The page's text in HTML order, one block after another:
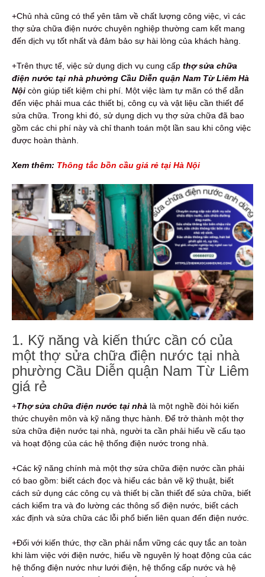
+Chủ nhà cũng có thể yên tâm về chất lượng công việc, vì các
thợ sửa chữa điện nước chuyên nghiệp thường cam kết mang
đến dịch vụ tốt nhất và đảm bảo sự hài lòng của khách hàng.
+Trên thực tế, việc sử dụng dịch vụ cung cấp thợ sửa chữa
điện nước tại nhà phường Cầu Diễn quận Nam Từ Liêm Hà
Nội còn giúp tiết kiệm chi phí. Một việc làm tự mãn có thể dẫn
đến việc phải mua các thiết bị, công cụ và vật liệu cần thiết để
sửa chữa. Trong khi đó, sử dụng dịch vụ thợ sửa chữa đã bao
gồm các chi phí này và chỉ thanh toán một lần sau khi công việc
được hoàn thành.
Xem thêm: Thông tắc bồn cầu giá rẻ tại Hà Nội
1. Kỹ năng và kiến thức cần có của
một thợ sửa chữa điện nước tại nhà
phường Cầu Diễn quận Nam Từ Liêm
giá rẻ
+Thợ sửa chữa điện nước tại nhà là một nghề đòi hỏi kiến
thức chuyên môn và kỹ năng thực hành. Để trở thành một thợ
sửa chữa điện nước tại nhà, người ta cần phải hiểu về cấu tạo
và hoạt động của các hệ thống điện nước trong nhà.
+Các kỹ năng chính mà một thợ sửa chữa điện nước cần phải
có bao gồm: biết cách đọc và hiểu các bản vẽ kỹ thuật, biết
cách sử dụng các công cụ và thiết bị cần thiết để sửa chữa, biết
cách kiểm tra và đo lường các thông số điện nước, biết cách
xác định và sửa chữa các lỗi phổ biến liên quan đến điện nước.
+Đối với kiến thức, thợ cần phải nắm vững các quy tắc an toàn
khi làm việc với điện nước, hiểu về nguyên lý hoạt động của các
hệ thống điện nước như lưới điện, hệ thống cấp nước và hệ